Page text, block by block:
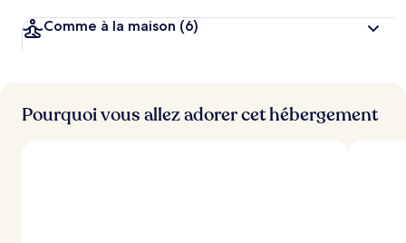
Comme à la maison (6)
Pourquoi vous allez adorer cet hébergement